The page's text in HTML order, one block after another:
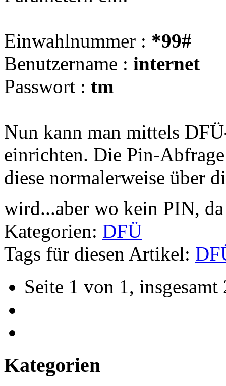
Einwahlnummer : *99#
Benutzername : internet
Passwort : tm
Nun kann man mittels
einrichten. Die Pin-
diese normalerweise über
wird...aber wo kein PIN,
Kategorien: DFÜ
Tags für diesen Artikel:
Seite 1 von 1, insgesamt
Kategorien